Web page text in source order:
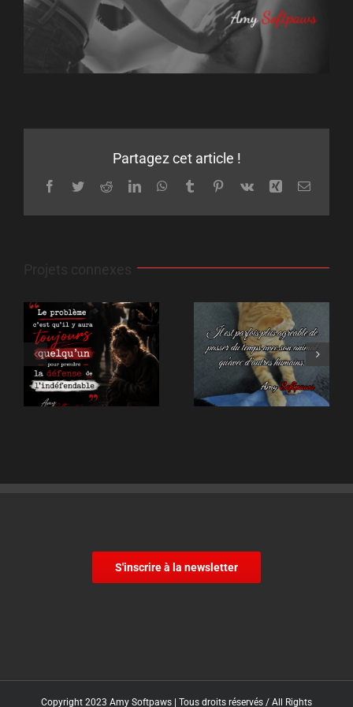
Partagez cet article !
Facebook
TwitterRedditLinkedInWhatsApp
TumblrPinterest
Vk Xing Email
S'inscrire à la newsletter
Copyright 2023 Amy Softpaws | Tous droits réservés / All Rights